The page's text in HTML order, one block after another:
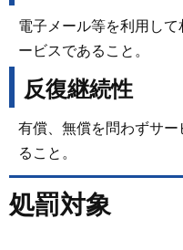
電子メール等を利用し
ービスであること。
反復継続性
有償、無償を問わずサ
ること。
処罰対象